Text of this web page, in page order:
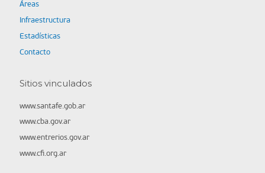
Áreas
Infraestructura
Estadísticas
Contacto
Sitios vinculados
www.santafe.gob.ar
www.cba.gov.ar
www.entrerios.gov.ar
www.cfi.org.ar